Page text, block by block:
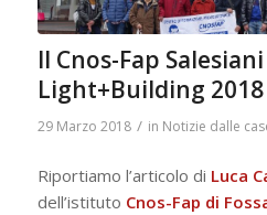
Il Cnos-Fap
Light+Building
29 Marzo 2018 / in Notizie dalle
Riportiamo l’articolo di Luca
dell’istituto Cnos-Fap di